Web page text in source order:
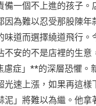
備一個不上進的孩子。
因為難以忍受那股陳年
味道而選擇繞道飛行。
不安的不是店裡的生意
慮症」**的深層恐懼。
光速上漲，如果再這樣
泥」將難以為繼。他拿